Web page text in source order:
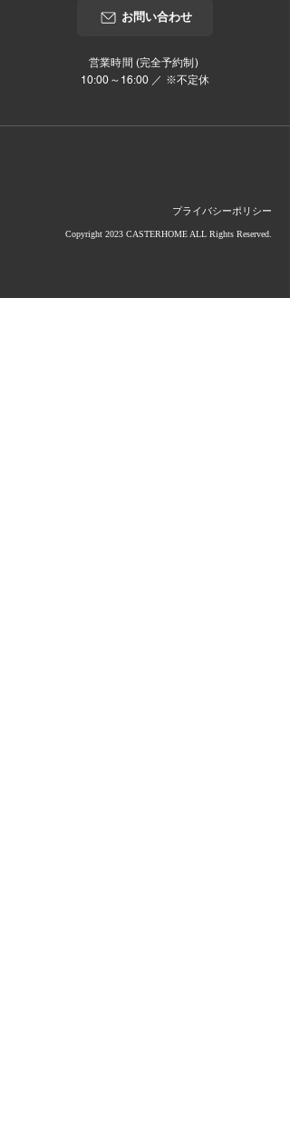
お問い合わせ
営業時間 (完全予約制)
10:00～16:00 ／ ※不定休
プライバシーポリシー
Copyright 2023 CASTERHOME ALL Rights Reserved.